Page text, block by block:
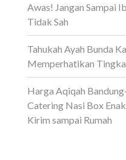
Awas! Jangan Sampai
Tidak Sah
Tahukah Ayah Bunda
Memperhatikan
Harga Aqiqah
Catering Nasi Box
Kirim sampai Rumah